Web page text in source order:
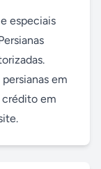
especiais
em
crédito em